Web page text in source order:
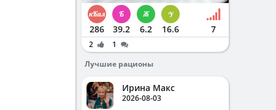
286 39.2 6.2 16.6 7
2
1
Лучшие рационы
Ирина Макс
2026-08-03